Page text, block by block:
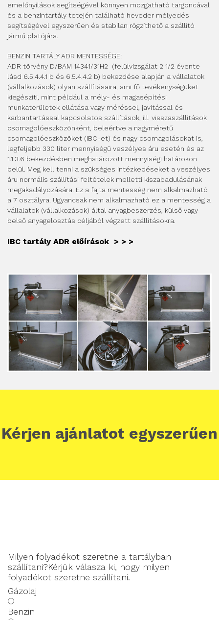
emelőnyílások segítségével könnyen mozgatható targoncával
és a benzintartály tetején található heveder mélyedés
segítségével egyszerűen és stabilan rögzíthető a szállító
jármű platójára.
BENZIN TARTÁLY ADR MENTESSÉGE:
ADR törvény D/BAM 14341/31H2 (felülvizsgálat 2 1/2 évente
lásd 6.5.4.4.1 b és 6.5.4.4.2 b) bekezdése alapján a vállalatok
(vállalkozások) olyan szállításaira, ami fő tevékenységüket
kiegészíti, mint például a mély- és magasépítési
munkaterületek ellátása vagy méréssel, javítással és
karbantartással kapcsolatos szállítások, ill. visszaszállítások
csomagolóeszközönként, beleértve a nagyméretű
csomagolóeszközöket (IBC-et) és nagy csomagolásokat is,
legfeljebb 330 liter mennyiségű veszélyes áru esetén és az
1.1.3.6 bekezdésben meghatározott mennyiségi határokon
belül. Meg kell tenni a szükséges intézkedéseket a veszélyes
áru normális szállítási feltételek melletti kiszabadulásának
megakadályozására. Ez a fajta mentesség nem alkalmazható
a 7 osztályra. Ugyancsak nem alkalmazható ez a mentesség a
vállalatok (vállalkozások) által anyagbeszerzés, külső vagy
belső anyagelosztás céljából végzett szállításokra.
IBC tartály ADR előírások > > >
Kérjen ajánlatot egyszerűen
Milyen folyadékot szeretne a tartályban
szállítani?Kérjük válasza ki, hogy milyen
folyadékot szeretne szállítani.
Gázolaj
Benzin